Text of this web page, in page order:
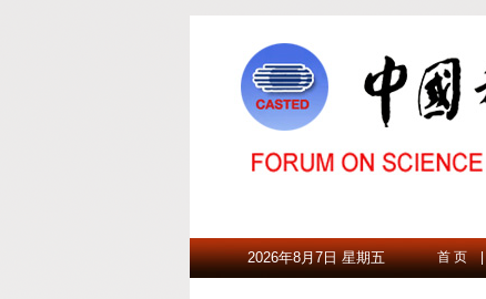
2026年8月7日 星期五 首 页 |